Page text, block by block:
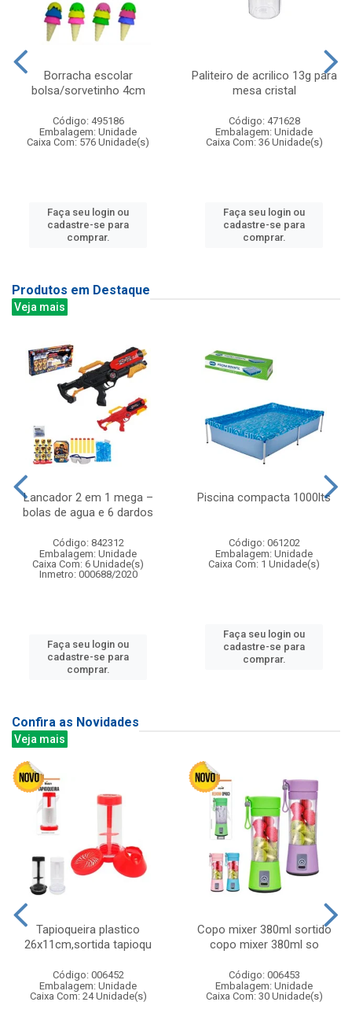
Borracha escolar
bolsa/sorvetinho 4cm
Código: 495186
Embalagem: Unidade
Caixa Com: 576 Unidade(s)
Faça seu login ou
cadastre-se para
comprar.
Paliteiro de acrilico 13g para
mesa cristal
Código: 471628
Embalagem: Unidade
Caixa Com: 36 Unidade(s)
Faça seu login ou
cadastre-se para
comprar.
Produtos em Destaque
Veja mais
Lancador 2 em 1 mega –
bolas de agua e 6 dardos
Código: 842312
Embalagem: Unidade
Caixa Com: 6 Unidade(s)
Inmetro: 000688/2020
Faça seu login ou
cadastre-se para
comprar.
Piscina compacta 1000lts
Código: 061202
Embalagem: Unidade
Caixa Com: 1 Unidade(s)
Faça seu login ou
cadastre-se para
comprar.
Confira as Novidades
Veja mais
Tapioqueira plastico
26x11cm,sortida tapioqu
Código: 006452
Embalagem: Unidade
Caixa Com: 24 Unidade(s)
Copo mixer 380ml sortido
copo mixer 380ml so
Código: 006453
Embalagem: Unidade
Caixa Com: 30 Unidade(s)